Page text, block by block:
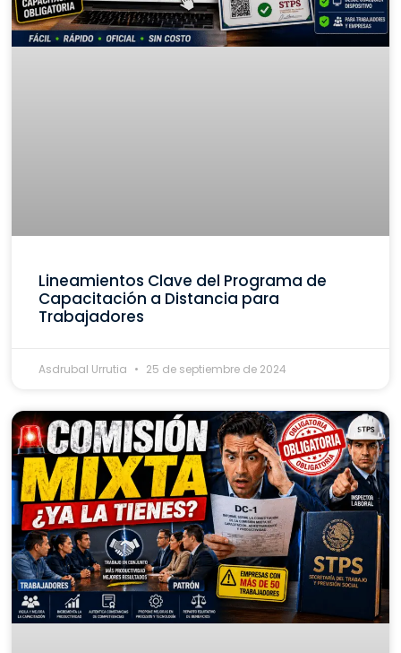
Lineamientos Clave del Programa de
Capacitación a Distancia para
Trabajadores
Asdrubal Urrutia 25 de septiembre de 2024